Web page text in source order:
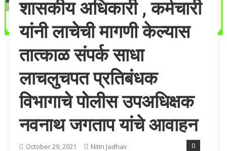
शासकीय अधिकारी , कर्मचारी
यांनी लाचेची मागणी केल्यास
तात्काळ संपर्क साधा
लाचलुचपत प्रतिबंधक
विभागाचे पोलीस उपअधिक्षक
नवनाथ जगताप यांचे आवाहन
October 29, 2021 Nitin Jadhav 0